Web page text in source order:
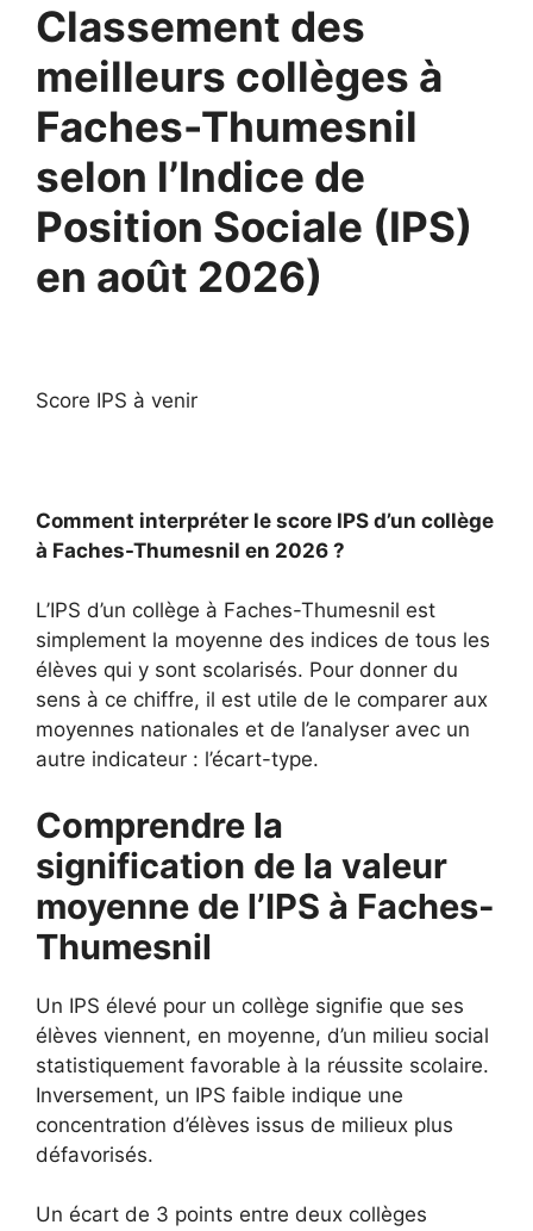
Classement des
meilleurs collèges à
Faches-Thumesnil
selon l’Indice de
Position Sociale (IPS)
en août 2026)
Score IPS à venir
Comment interpréter le score IPS d’un collège
à Faches-Thumesnil en 2026 ?
L’IPS d’un collège à Faches-Thumesnil est
simplement la moyenne des indices de tous les
élèves qui y sont scolarisés. Pour donner du
sens à ce chiffre, il est utile de le comparer aux
moyennes nationales et de l’analyser avec un
autre indicateur : l’écart-type.
Comprendre la
signification de la valeur
moyenne de l’IPS à Faches-
Thumesnil
Un IPS élevé pour un collège signifie que ses
élèves viennent, en moyenne, d’un milieu social
statistiquement favorable à la réussite scolaire.
Inversement, un IPS faible indique une
concentration d’élèves issus de milieux plus
défavorisés.
Un écart de 3 points entre deux collèges